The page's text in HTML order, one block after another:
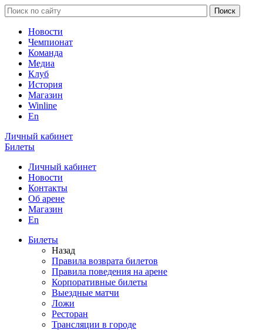
Новости
Чемпионат
Команда
Медиа
Клуб
История
Магазин
Winline
En
Личный кабинет
Билеты
Личный кабинет
Новости
Контакты
Об арене
Магазин
En
Билеты
Назад
Правила возврата билетов
Правила поведения на арене
Корпоративные билеты
Выездные матчи
Ложи
Ресторан
Трансляции в городе